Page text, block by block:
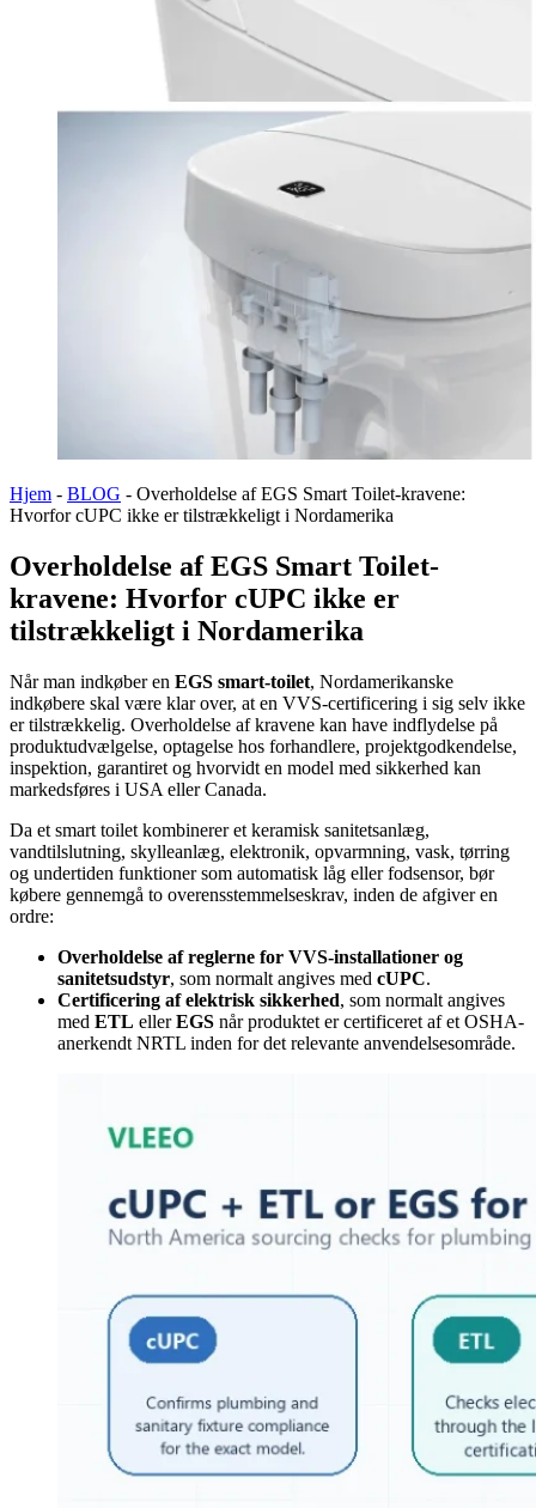
Hjem - BLOG - Overholdelse af EGS Smart Toilet-kravene:
Hvorfor cUPC ikke er tilstrækkeligt i Nordamerika
Overholdelse af EGS Smart Toilet-
kravene: Hvorfor cUPC ikke er
tilstrækkeligt i Nordamerika
Når man indkøber en EGS smart-toilet, Nordamerikanske
indkøbere skal være klar over, at en VVS-certificering i sig selv ikke
er tilstrækkelig. Overholdelse af kravene kan have indflydelse på
produktudvælgelse, optagelse hos forhandlere, projektgodkendelse,
inspektion, garantiret og hvorvidt en model med sikkerhed kan
markedsføres i USA eller Canada.
Da et smart toilet kombinerer et keramisk sanitetsanlæg,
vandtilslutning, skylleanlæg, elektronik, opvarmning, vask, tørring
og undertiden funktioner som automatisk låg eller fodsensor, bør
købere gennemgå to overensstemmelseskrav, inden de afgiver en
ordre:
Overholdelse af reglerne for VVS-installationer og
sanitetsudstyr, som normalt angives med cUPC.
Certificering af elektrisk sikkerhed, som normalt angives
med ETL ellerEGS når produktet er certificeret af et OSHA-
anerkendt NRTL inden for det relevante anvendelsesområde.